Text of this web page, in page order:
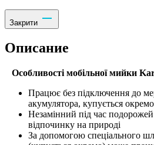
Закрити
Описание
Особливості мобільної мийки
Працює без підключення до
акумулятора, купується
Незамінний під час
відпочинку на природі
За допомогою спеціального